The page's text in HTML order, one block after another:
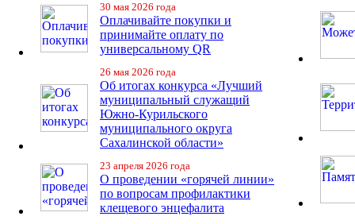
30 мая 2026 года
Оплачивайте покупки и
принимайте оплату по
универсальному QR
26 мая 2026 года
Об итогах конкурса «Лучший
муниципальный служащий
Южно-Курильского
муниципального округа
Сахалинской области»
23 апреля 2026 года
О проведении «горячей линии»
по вопросам профилактики
клещевого энцефалита